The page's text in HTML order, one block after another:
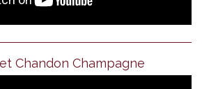
Chandon Champagne